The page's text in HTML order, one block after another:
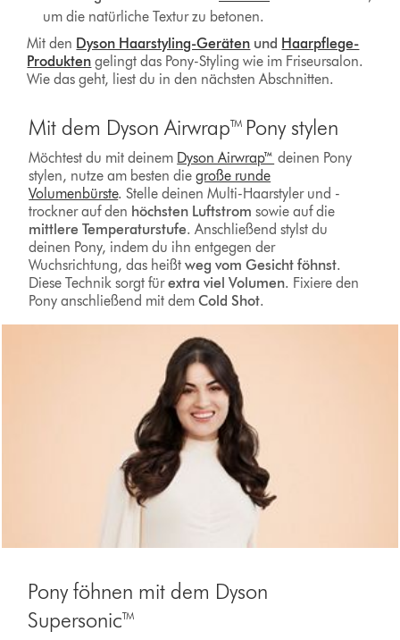
um die natürliche Textur zu betonen.
Mit den Dyson Haarstyling-Geräten und Haarpflege-
Produkten gelingt das Pony-Styling wie im Friseursalon.
Wie das geht, liest du in den nächsten Abschnitten.
Mit dem Dyson Airwrap™ Pony stylen
Möchtest du mit deinem Dyson Airwrap™ deinen Pony
stylen, nutze am besten diegroße runde
Volumenbürste. Stelle deinen Multi-Haarstyler und -
trockner auf den höchsten Luftstrom sowie auf die
mittlere Temperaturstufe. Anschließend stylst du
deinen Pony, indem du ihn entgegen der
Wuchsrichtung, das heißtweg vom Gesicht föhnst.
Diese Technik sorgt fürextra viel Volumen. Fixiere den
Pony anschließend mit demCold Shot.
Pony föhnen mit dem Dyson
Supersonic™